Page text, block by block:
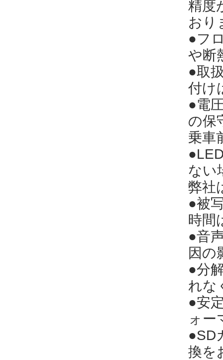
精度
おり
●フ
や断
●取
付け
●電
の保
乗車
ない
弊社
●被
時間
●音
因の
●分
れな
●安
ォー
●SD
換を